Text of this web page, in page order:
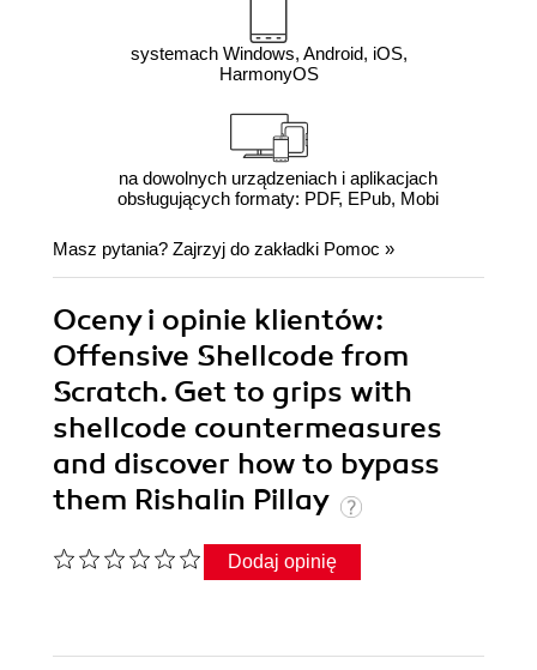
systemach Windows, Android, iOS,
HarmonyOS
na dowolnych urządzeniach i aplikacjach
obsługujących formaty: PDF, EPub, Mobi
Masz pytania? Zajrzyj do zakładki Pomoc »
Oceny i opinie klientów:
Offensive Shellcode from
Scratch. Get to grips with
shellcode countermeasures
and discover how to bypass
them Rishalin Pillay
Dodaj opinię